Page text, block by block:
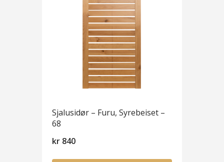
Sjalusidør – Furu, Syrebeiset –
68
kr 840